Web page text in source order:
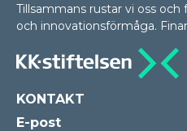
Tillsammans rustar vi oss
och innovationsförmåga.
KONTAKT
E-post